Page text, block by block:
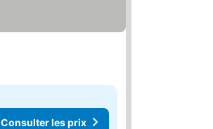
Consulter les prix